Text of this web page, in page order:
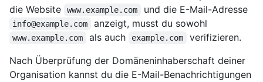
die Website
www.example.com und die E-Mail-Adresse
info@example.com anzeigt, musst du sowohl
www.example.com als auch example.com
verifizieren.
Nach Überprüfung der Domäneninhaberschaft deiner
Organisation kannst du die E-Mail-Benachrichtigungen